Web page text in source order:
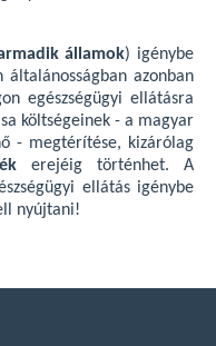
államok) igénybe
általánosságban azonban
egészségügyi ellátásra
költségeinek - a magyar
- megtérítése, kizárólag
erejéig történhet. A
ellátás igénybe
nyújtani!